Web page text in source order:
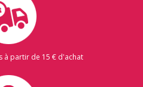
à partir de 15 € d'achat